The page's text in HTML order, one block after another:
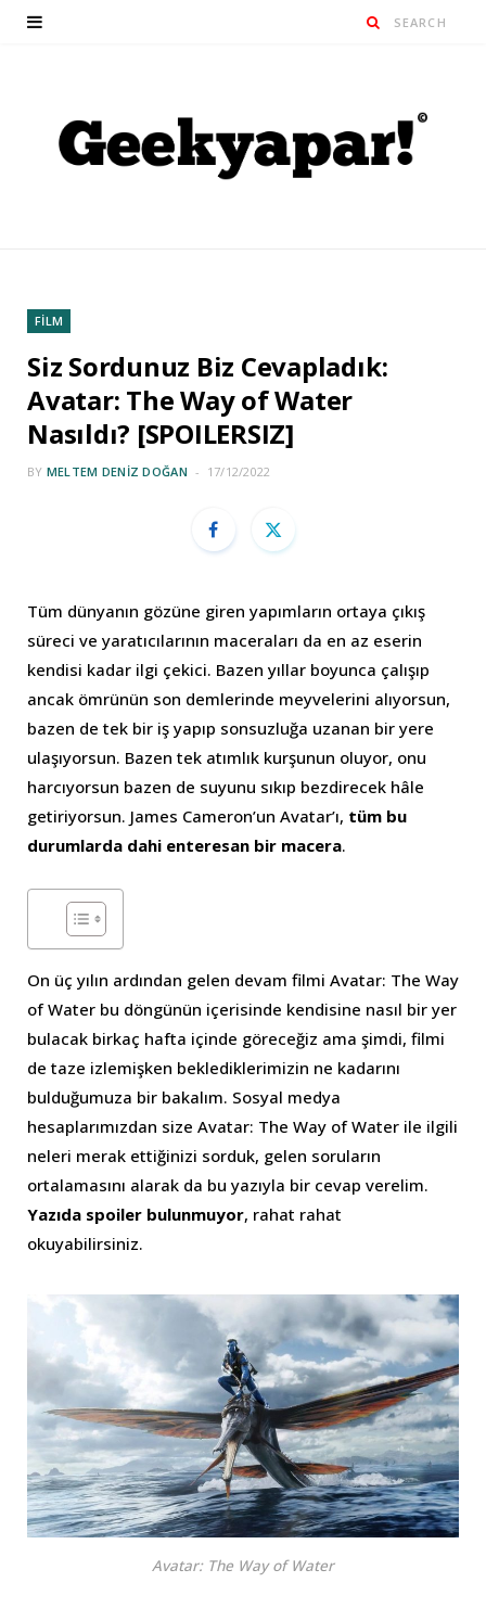
FİLM
Siz Sordunuz Biz Cevapladık:
Avatar: The Way of Water
Nasıldı? [SPOILERSIZ]
BY MELTEM DENIZ DOĞAN 17/12/2022
Tüm dünyanın gözüne giren yapımların ortaya çıkış
süreci ve yaratıcılarının maceraları da en az eserin
kendisi kadar ilgi çekici. Bazen yıllar boyunca çalışıp
ancak ömrünün son demlerinde meyvelerini alıyorsun,
bazen de tek bir iş yapıp sonsuzluğa uzanan bir yere
ulaşıyorsun. Bazen tek atımlık kurşunun oluyor, onu
harcıyorsun bazen de suyunu sıkıp bezdirecek hâle
getiriyorsun. James Cameron’un Avatar’ı, tüm bu
durumlarda dahi enteresan bir macera.
On üç yılın ardından gelen devam filmi Avatar: The Way
of Water bu döngünün içerisinde kendisine nasıl bir yer
bulacak birkaç hafta içinde göreceğiz ama şimdi, filmi
de taze izlemişken beklediklerimizin ne kadarını
bulduğumuza bir bakalım. Sosyal medya
hesaplarımızdan size Avatar: The Way of Water ile ilgili
neleri merak ettiğinizi sorduk, gelen soruların
ortalamasını alarak da bu yazıyla bir cevap verelim.
Yazıda spoiler bulunmuyor, rahat rahat
okuyabilirsiniz.
Avatar: The Way of Water